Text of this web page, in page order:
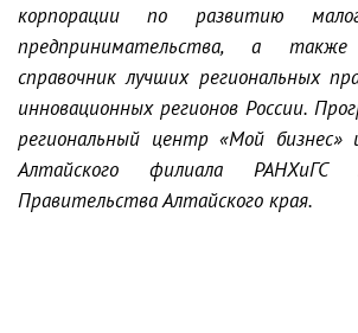
корпорации по развитию
предпринимательства, а
справочник лучших региональных
инновационных регионов России.
региональный центр «Мой бизнес»
Алтайского филиала РАНХиГС
Правительства Алтайского края.